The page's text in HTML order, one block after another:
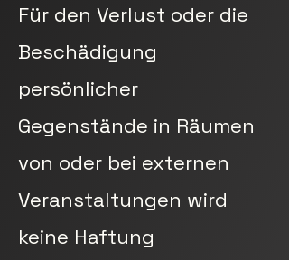
Für den Verlust oder die
Beschädigung
persönlicher
Gegenstände in Räumen
von oder bei externen
Veranstaltungen wird
keine Haftung